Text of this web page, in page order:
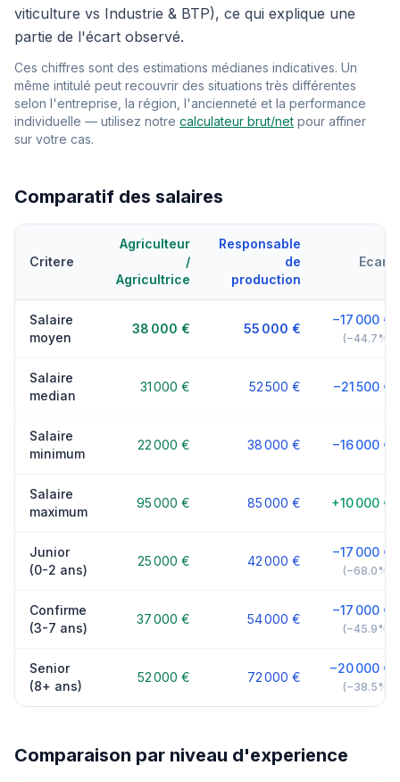
viticulture vs Industrie & BTP), ce qui explique une
partie de l'écart observé.
Ces chiffres sont des estimations médianes indicatives. Un
même intitulé peut recouvrir des situations très différentes
selon l'entreprise, la région, l'ancienneté et la performance
individuelle — utilisez notre calculateur brut/net pour affiner
sur votre cas.
Comparatif des salaires
Critere
Agriculteur
/
Agricultrice
Responsable
de
production
Ecart
Salaire
moyen
38 000 € 55 000 €
−17 000 €
(−44.7%)
Salaire
median
31 000 € 52 500 € −21 500 €
Salaire
minimum
22 000 € 38 000 € −16 000 €
Salaire
maximum
95 000 € 85 000 € +10 000 €
Junior
(0-2 ans)
25 000 € 42 000 €
−17 000 €
(−68.0%)
Confirme
(3-7 ans)
37 000 € 54 000 €
−17 000 €
(−45.9%)
Senior
(8+ ans)
52 000 € 72 000 €
−20 000 €
(−38.5%)
Comparaison par niveau d'experience